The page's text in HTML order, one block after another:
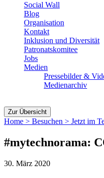
Social Wall
Blog
Organisation
Kontakt
Inklusion und Diversität
Patronatskomitee
Jobs
Medien
Pressebilder &
Medienarchiv
Zur Übersicht
Home > Besuchen > Jetzt im
#mytechnorama:
30. März 2020